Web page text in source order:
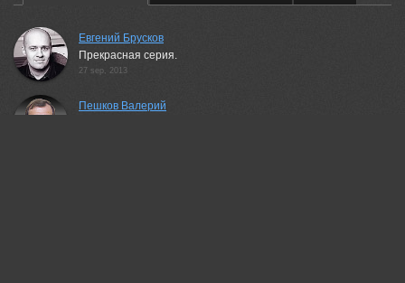
Евгений Брусков
Прекрасная серия.
27 sep, 2013
Пешков Валерий